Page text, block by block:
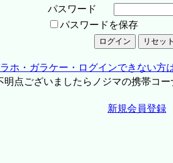
パスワード
パスワードを保存
ホ・ガラケー・ログインできない方
点ございましたらノジマの携帯コー
新規会員登録